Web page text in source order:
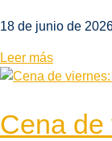
18 de junio de
Leer más
Cena de